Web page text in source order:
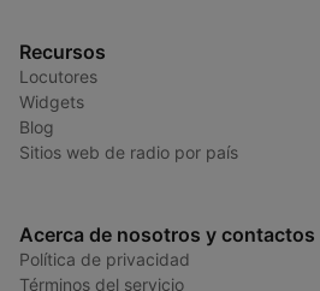
Recursos
Locutores
Widgets
Blog
Sitios web de radio por país
Acerca de nosotros y contactos
Política de privacidad
Términos del servicio